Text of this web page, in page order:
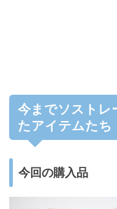
今までソストレ
たアイテムたち
今回の購入品